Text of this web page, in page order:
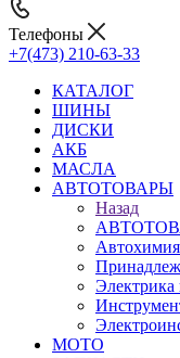
Телефоны
+7(473) 210-63-33
КАТАЛОГ
ШИНЫ
ДИСКИ
АКБ
МАСЛА
АВТОТОВАРЫ
Назад
Электрика
МОТО